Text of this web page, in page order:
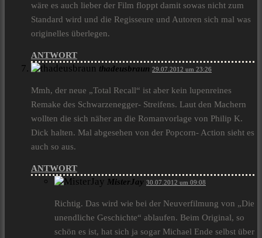
wäre es auch lieber der Film floppt damit sowas nicht zum
Standard wird und die Regisseure und Autoren sich mal was
originelles überlegen.
ANTWORT
thadeusbraun 29.07.2012 um 23:26
Mmh, der neue „Total Recall“ ist aber kein lupenreines
Remake des Schwarzenegger- Streifens. Laut den Machern
wollten die sich näher an die Romanvorlage von Philip K.
Dick halten. Mal abgesehen von der Popcorn- Action sieht es
auch so aus.
ANTWORT
MisterJay 30.07.2012 um 09:08
Richtig. Das wird wie bei der Neuverfilmung von „Die
unendliche Geschichte“ ablaufen. Beim Original, so
schön es ist, hat sich ja sogar Michael Ende selbst über